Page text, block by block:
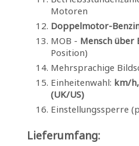
Motoren
Doppelmotor-
MOB - Mensch über
Position)
Mehrsprachige
Einheitenwahl: km/
(UK/US)
Einstellungssperre
Lieferumfang: